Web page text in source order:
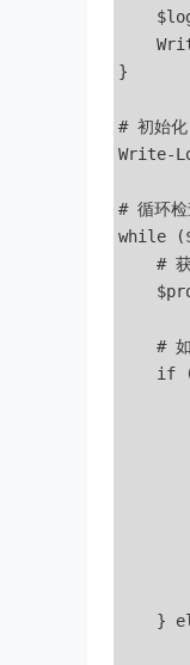
}
# 初始化
Write-
# 循环检
while
#
#
if
}